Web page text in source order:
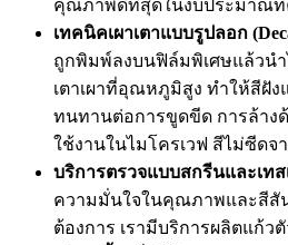
คุณภาพดีที่สุดในงบประมาณ
เทคนิคเผาเตาแบบรูปลอก
ถูกพิมพ์ลงบนฟิล์มพิเศษแล้วน
เตาเผาที่อุณหภูมิสูง ทำให้สีฝัง
ทนทานต่อการขูดขีด การล้าง
ใช้งานในไมโครเวฟ สีไม่ซีดจ
บริการตรวจแบบสกรีนและเทส
ความมั่นใจในคุณภาพและสี
ต้องการ เรามีบริการผลิตแก้ว